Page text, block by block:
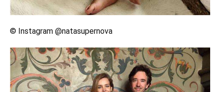
© Instagram @natasupernova